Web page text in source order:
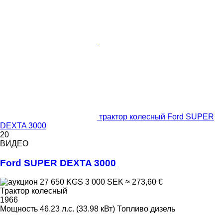
трактор колесный Ford SUPER
DEXTA 3000
20
ВИДЕО
Ford SUPER DEXTA 3000
27 650 KGS 3 000 SEK ≈ 273,60 €
Трактор колесный
1966
Мощность 46.23 л.с. (33.98 кВт) Топливо дизель